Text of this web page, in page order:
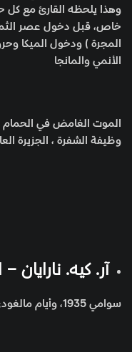
وهذا يلحظه القارئ مع كل
خاص، قبل دخول عصر
المجرة ) ودخول الميكا
الأنمي والمانجا
الموت الغامض في الحمام
وظيفة الشفرة ، الجزيرة
آر. كيه. نارايان –
سوامي 1935، وأيام مالغودي 1942